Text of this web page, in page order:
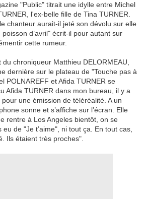
"Public" titrait une idylle entre Michel
l'ex-belle fille de Tina TURNER.
chanteur aurait-il jeté son dévolu sur elle
d’avril" écrit-il pour autant sur
cette rumeur.
chroniqueur Matthieu DELORMEAU,
dernière sur le plateau de "Touche pas à
POLNAREFF et Afida TURNER se
Afida TURNER dans mon bureau, il y a
une émis­sion de télé­réa­lité. A un
sonne et s’af­fiche sur l’écran. Elle
rentre à Los Angeles bien­tôt, on se
eu de "Je t’aime", ni tout ça. En tout cas,
Ils étaient très proches".